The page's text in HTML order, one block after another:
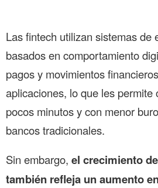
Las fintech utilizan sistemas de
basados en comportamiento
pagos y movimientos
aplicaciones, lo que les permite
pocos minutos y con menor
bancos tradicionales.
Sin embargo, el crecimiento
también refleja un aumento